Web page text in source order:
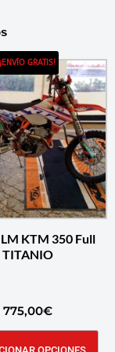
¡ENVÍO GRATIS!
LM KTM 350 Full
TITANIO
775,00€